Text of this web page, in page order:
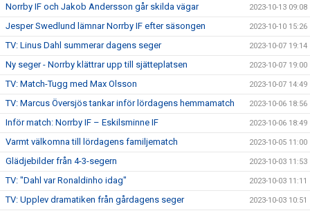
Norrby IF och Jakob Andersson går skilda vägar 2023-10-13 09:08
Jesper Swedlund lämnar Norrby IF efter säsongen 2023-10-10 15:26
TV: Linus Dahl summerar dagens seger 2023-10-07 19:14
Ny seger - Norrby klättrar upp till sjätteplatsen 2023-10-07 19:00
TV: Match-Tugg med Max Olsson 2023-10-07 14:49
TV: Marcus Översjös tankar inför lördagens hemmamatch 2023-10-06 18:56
Inför match: Norrby IF – Eskilsminne IF 2023-10-06 18:49
Varmt välkomna till lördagens familjematch 2023-10-05 11:00
Glädjebilder från 4-3-segern 2023-10-03 11:53
TV: "Dahl var Ronaldinho idag" 2023-10-03 11:11
TV: Upplev dramatiken från gårdagens seger 2023-10-03 10:51